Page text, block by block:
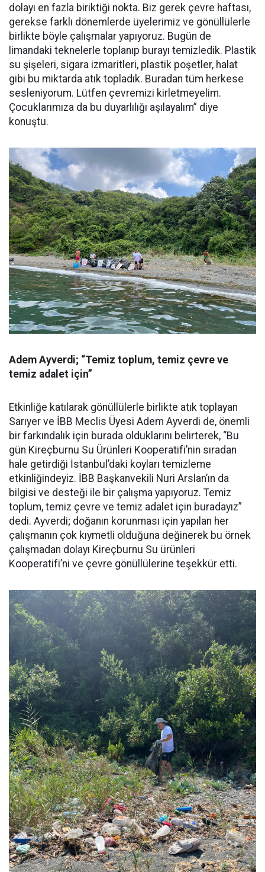
dolayı en fazla biriktiği nokta. Biz gerek çevre haftası,
gerekse farklı dönemlerde üyelerimiz ve gönüllülerle
birlikte böyle çalışmalar yapıyoruz. Bugün de
limandaki teknelerle toplanıp burayı temizledik. Plastik
su şişeleri, sigara izmaritleri, plastik poşetler, halat
gibi bu miktarda atık topladık. Buradan tüm herkese
sesleniyorum. Lütfen çevremizi kirletmeyelim.
Çocuklarımıza da bu duyarlılığı aşılayalım” diye
konuştu.
Adem Ayverdi; “Temiz toplum, temiz çevre ve
temiz adalet için”
Etkinliğe katılarak gönüllülerle birlikte atık toplayan
Sarıyer ve İBB Meclis Üyesi Adem Ayverdi de, önemli
bir farkındalık için burada olduklarını belirterek, “Bu
gün Kireçburnu Su Ürünleri Kooperatifi’nin sıradan
hale getirdiği İstanbul’daki koyları temizleme
etkinliğindeyiz. İBB Başkanvekili Nuri Arslan’ın da
bilgisi ve desteği ile bir çalışma yapıyoruz. Temiz
toplum, temiz çevre ve temiz adalet için buradayız”
dedi. Ayverdi; doğanın korunması için yapılan her
çalışmanın çok kıymetli olduğuna değinerek bu örnek
çalışmadan dolayı Kireçburnu Su ürünleri
Kooperatifi’ni ve çevre gönüllülerine teşekkür etti.